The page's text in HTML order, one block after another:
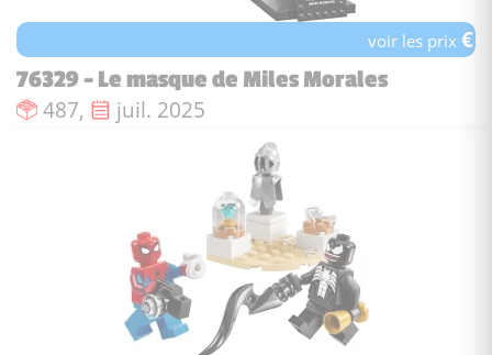
voir les prix€
76329 - Le masque de Miles Morales
Nombre de pièces :
487, Date de sortie :
juil. 2025